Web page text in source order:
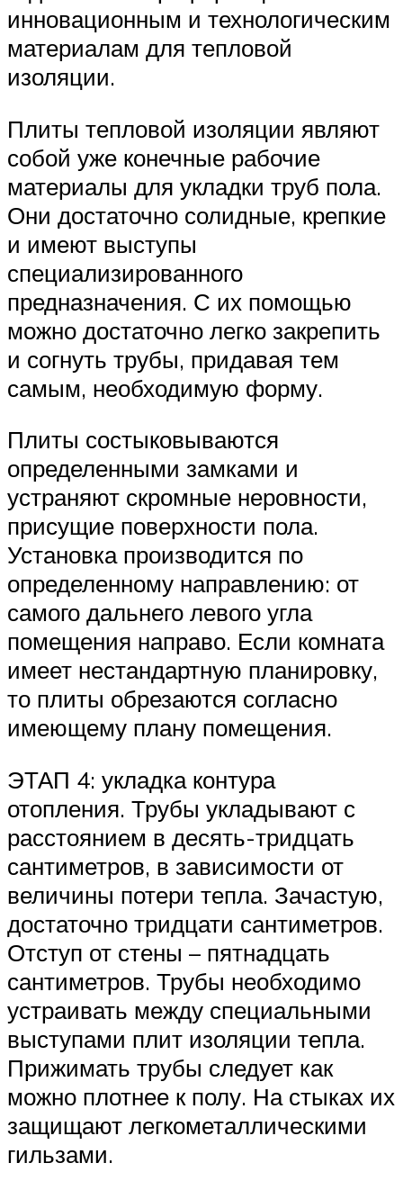
инновационным и технологическим
материалам для тепловой
изоляции.
Плиты тепловой изоляции являют
собой уже конечные рабочие
материалы для укладки труб пола.
Они достаточно солидные, крепкие
и имеют выступы
специализированного
предназначения. С их помощью
можно достаточно легко закрепить
и согнуть трубы, придавая тем
самым, необходимую форму.
Плиты состыковываются
определенными замками и
устраняют скромные неровности,
присущие поверхности пола.
Установка производится по
определенному направлению: от
самого дальнего левого угла
помещения направо. Если комната
имеет нестандартную планировку,
то плиты обрезаются согласно
имеющему плану помещения.
ЭТАП 4: укладка контура
отопления. Трубы укладывают с
расстоянием в десять-тридцать
сантиметров, в зависимости от
величины потери тепла. Зачастую,
достаточно тридцати сантиметров.
Отступ от стены – пятнадцать
сантиметров. Трубы необходимо
устраивать между специальными
выступами плит изоляции тепла.
Прижимать трубы следует как
можно плотнее к полу. На стыках их
защищают легкометаллическими
гильзами.